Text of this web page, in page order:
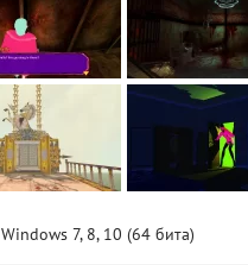
Windows 7, 8, 10 (64 бита)